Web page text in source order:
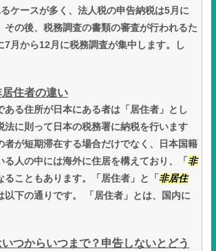
ケースが多く、法人税の申告納税は5月に
その後、税務調査の書類の審査が行われるた
7月から12月に税務調査が集中します。し
住者の違い
ある住所が日本にある者は「居住者」とし
法に則って日本の税務署に納税を行います
者が短期滞在する場合だけでなく、日本国籍
る人の中には海外に住居を構えており、「 非
ることもあります。「居住者」と「 非居住
以下の通りです。 「居住者」とは、国内に
つからいつまで？申告しないとどう